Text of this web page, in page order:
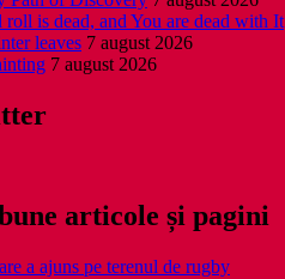
roll is dead, and You are dead with It
leaves 7 august 2026
7 august 2026
articole și pagini
a ajuns pe terenul de rugby